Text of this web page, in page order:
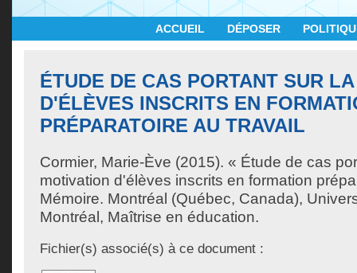
ACCUEIL DÉPOSER
ÉTUDE DE CAS PORTANT SUR
D'ÉLÈVES INSCRITS EN
PRÉPARATOIRE AU TRAVAIL
Cormier, Marie-Ève (2015). « Étude de cas
motivation d'élèves inscrits en formation
Mémoire. Montréal (Québec, Canada),
Montréal, Maîtrise en éducation.
Fichier(s) associé(s) à ce document :